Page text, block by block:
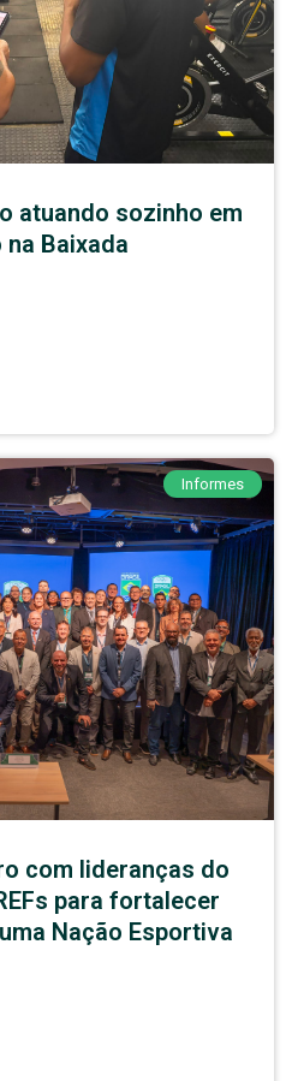
atuando sozinho em
Baixada
Informes
com lideranças do
para fortalecer
Nação Esportiva